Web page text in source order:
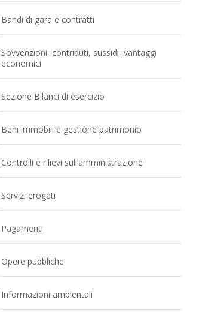
Bandi di gara e contratti
Sovvenzioni, contributi, sussidi, vantaggi
economici
Sezione Bilanci di esercizio
Beni immobili e gestione patrimonio
Controlli e rilievi sull’amministrazione
Servizi erogati
Pagamenti
Opere pubbliche
Informazioni ambientali